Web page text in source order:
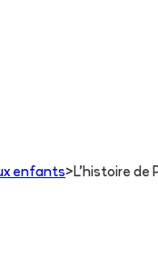
enfants> L'histoire de